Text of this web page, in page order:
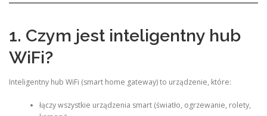
1. Czym jest inteligentny hub
WiFi?
Inteligentny hub WiFi (smart home gateway) to urządzenie, które:
łączy wszystkie urządzenia smart (światło, ogrzewanie, rolety,